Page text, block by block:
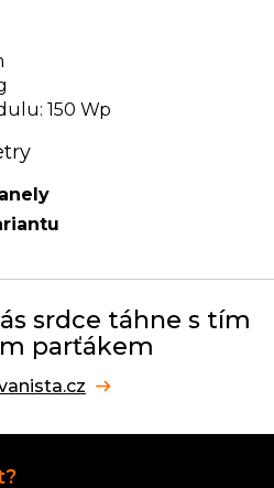
150 Wp
srdce táhne s tím
parťákem